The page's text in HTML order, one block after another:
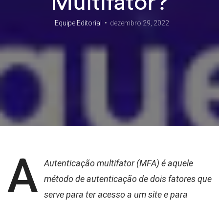
Equipe Editorial dezembro 29, 2022
A Autenticação multifator (MFA) é aquele
método de autenticação de dois fatores que
serve para ter acesso a um site e para